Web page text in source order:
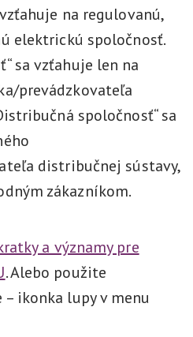
na regulovanú,
elektrickú spoločnosť.
sa vzťahuje len na
prevádzkovateľa
spoločnosť“ sa
distribučnej sústavy,
zákazníkom.
a významy pre
. Alebo použite
ikonka lupy v menu